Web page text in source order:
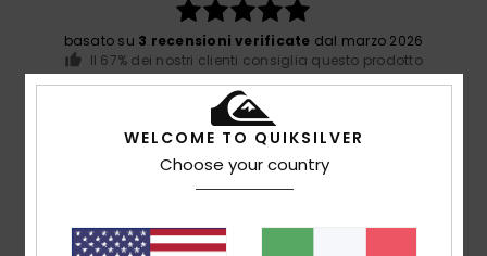
basato su 3 recensioni verificate dal marzo 2026
Il 67% dei nostri clienti consiglia questo prodotto
Comfort
5.0
WELCOME TO QUIKSILVER
Choose your country